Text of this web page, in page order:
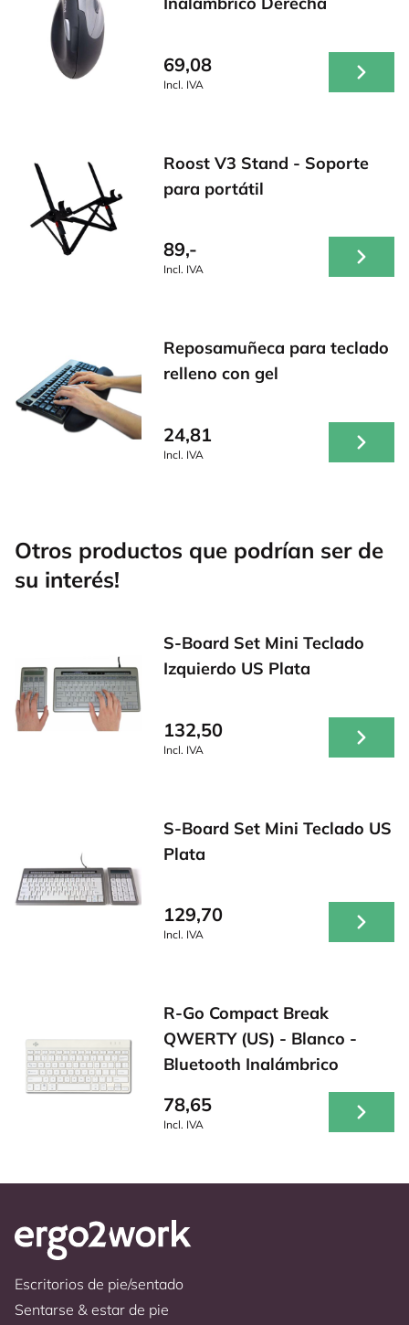
69,08
Incl. IVA
Roost V3 Stand - Soporte
para portátil
89,-
Incl. IVA
Reposamuñeca para teclado
relleno con gel
24,81
Incl. IVA
Otros productos que podrían ser de
su interés!
S-Board Set Mini Teclado
Izquierdo US Plata
132,50
Incl. IVA
S-Board Set Mini Teclado US
Plata
129,70
Incl. IVA
R-Go Compact Break
QWERTY (US) - Blanco -
Bluetooth Inalámbrico
78,65
Incl. IVA
Escritorios de pie/sentado
Sentarse & estar de pie